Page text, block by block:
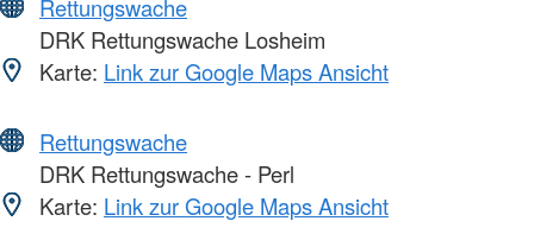
Rettungswache
DRK Rettungswache Losheim
Karte: Link zur Google Maps Ansicht
Rettungswache
DRK Rettungswache - Perl
Karte: Link zur Google Maps Ansicht